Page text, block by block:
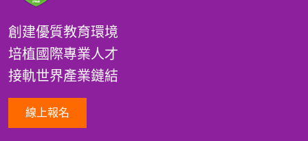
創建優質教育環境
培植國際專業人才
接軌世界產業鏈結
線上報名